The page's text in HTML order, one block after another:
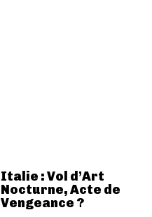
Italie : Vol d’Art
Nocturne, Acte de
Vengeance ?